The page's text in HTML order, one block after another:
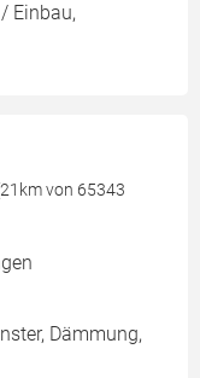
Einbau,
von 65343
Dämmung,